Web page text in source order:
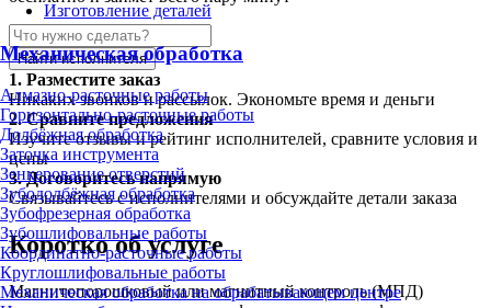
Изготовление деталей
Механическая обработка
Алмазно-расточные работы
Горизонтально-расточные работы
Долбёжная обработка
Заточка инструмента
Зенкерование отверстий
Зубодолбёжная обработка
Зубофрезерная обработка
Зубошлифовальные работы
Координатно-расточные работы
Круглошлифовальные работы
Механическая обработка на обрабатывающем центре
Найти исполнителя
1. Разместите заказ
Никаких звонков и рассылок. Экономьте время и деньги
2.Сравните предложения
Изучите отзывы и рейтинг исполнителей, сравните условия и
цены
3.Договоритесь напрямую
Связывайтесь с исполнителями и обсуждайте детали заказа
Коротко об услуге
Магнитопорошковый или магнитный контроль (МПД)